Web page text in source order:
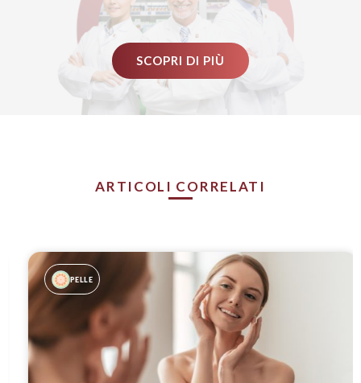
SCOPRI DI PIÙ
ARTICOLI CORRELATI
PELLE